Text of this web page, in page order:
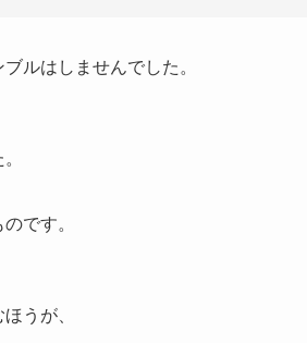
ルはしませんでした。
です。
うが、